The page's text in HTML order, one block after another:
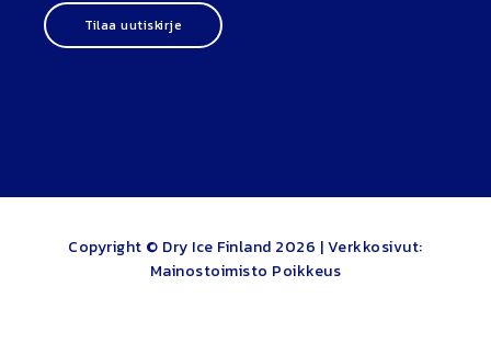
Tilaa uutiskirje
Copyright © Dry Ice Finland 2026 |Verkkosivut:
Mainostoimisto Poikkeus